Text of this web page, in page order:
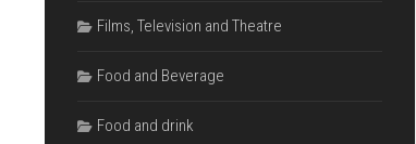
Films, Television and Theatre
Food and Beverage
Food and drink